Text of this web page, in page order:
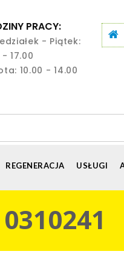
PRACY:
- Piątek:
17.00
10.00 - 14.00
REGENERACJA USŁUGI
0310241